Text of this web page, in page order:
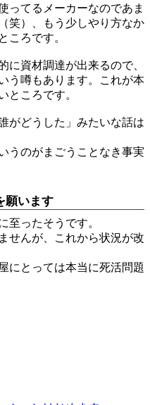
ってるメーカーなのであま
笑）、もう少しやり方なか
ころです。
に資材調達が出来るので、
う噂もあります。これが本
ところです。
がどうした」みたいな話は
うのがまごうことなき事実
願います
至ったそうです。
せんが、これから状況が改
にとっては本当に死活問題